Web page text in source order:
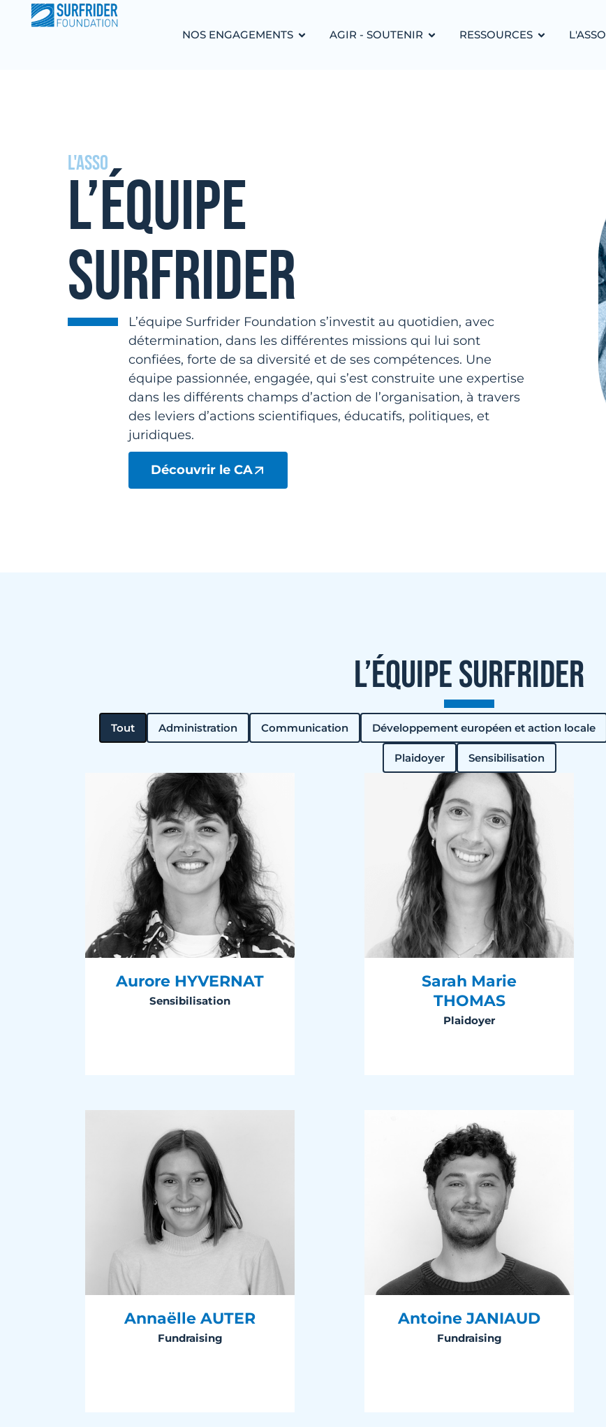
NOS ENGAGEMENTS AGIR - SOUTENIR RESSOURCES L'ASSO
L'ASSO
L’ÉQUIPE
SURFRIDER
L’équipe Surfrider Foundation s’investit au quotidien, avec
détermination, dans les différentes missions qui lui sont
confiées, forte de sa diversité et de ses compétences. Une
équipe passionnée, engagée, qui s’est construite une expertise
dans les différents champs d’action de l’organisation, à travers
des leviers d’actions scientifiques, éducatifs, politiques, et
juridiques.
Découvrir le CA
L’ÉQUIPE SURFRIDER
Administration Communication Développement européen et action locale
Plaidoyer Sensibilisation
Tout
Aurore HYVERNAT
Sensibilisation
Sarah Marie
THOMAS
Plaidoyer
Annaëlle AUTER
Fundraising
Antoine JANIAUD
Fundraising